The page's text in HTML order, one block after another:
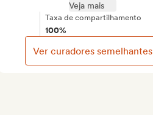
Veja mais
Taxa de compartilhamento
100%
Ver curadores semelhantes